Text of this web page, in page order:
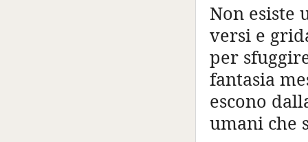
Non esiste
versi e
per
fantasia
escono
umani che